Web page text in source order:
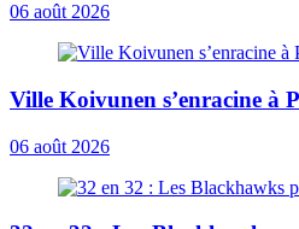
06 août 2026
Ville Koivunen s’enracine à
06 août 2026